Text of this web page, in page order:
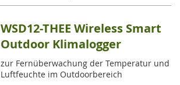
WSD12-THEE Wireless Smart
Outdoor Klimalogger
zur Fernüberwachung der Temperatur und
Luftfeuchte im Outdoorbereich